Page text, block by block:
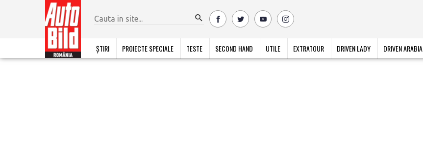
ȘTIRI PROIECTE SPECIALE TESTE SECOND HAND UTILE EXTRATOUR DRIVEN LADY DRIVEN ARABIA